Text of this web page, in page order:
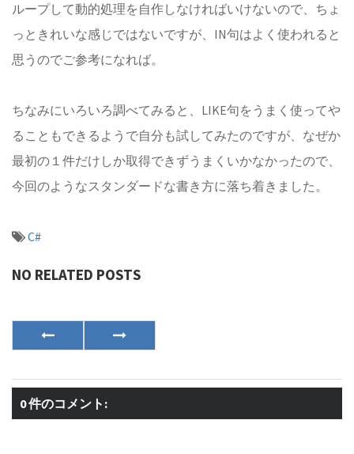
ループして動的処理を自作しなければいけないので、ちょ
っときれいな感じではないですが、IN句はよく使われると
思うのでご参考になれば。
ちなみにいろいろ調べてみると、LIKE句をうまく使ってや
ることもできるようで自分も試してみたのですが、なぜか
最初の１件だけしか取得できずうまくいかなかったので、
今回のようなスタンダードな書き方に落ち着きました。
C#
NO RELATED POSTS
0 件のコメント: